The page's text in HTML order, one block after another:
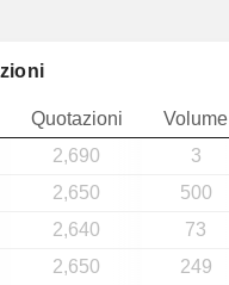
Quotazioni Volume
2,690 3
2,650 500
2,640 73
2,650 249